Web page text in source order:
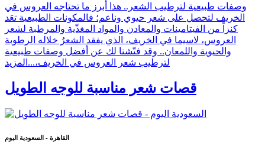
وصفات طبيعية لترطيب الشعر.. هذا أبرز ما تحتاجه العروس في
الخريف لتحصل على شعر حيوي وناعم؛ فالمكونات الطبيعية تعَد
كنزاً من الفيتامينات والمعادن والمواد المغذّية والمرطبة لشعر
العروس، لاسيما في الخريف، الذي يفقد الشعرُ خلاله الرطوبة
والحيوية واللمعان.. وقد فتّشنا لك عن أفضل وصفات طبيعية
لترطيب شعر العروس في الخريف،... المزيد
قصات شعر مناسبة للوجه الطويل
القاهرة - السعودية اليوم